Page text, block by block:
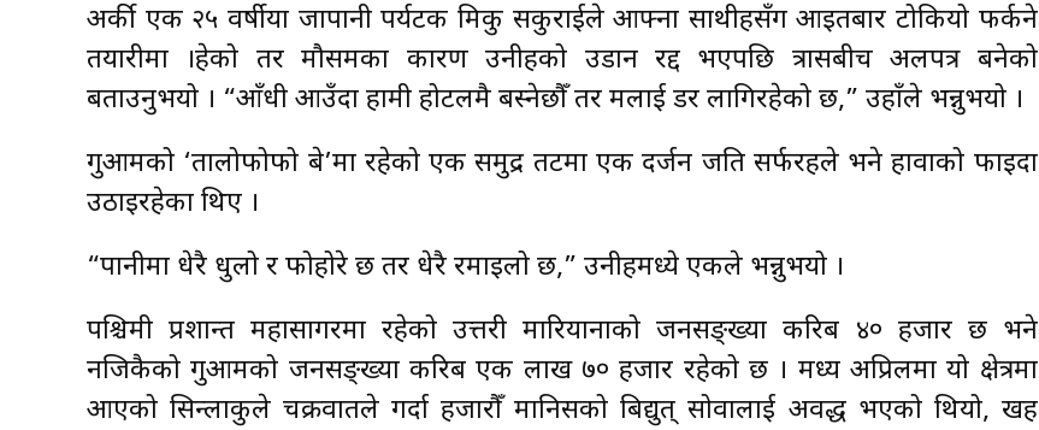
अर्की एक २५ वर्षीया जापानी पर्यटक मिकु सकुराईले आफ्ना साथीहरूसँग आइतबार टोकियो फर्कने
तयारीमा ।हेको तर मौसमका कारण उनीहरूको उडान रद्द भएपछि त्रासबीच अलपत्र बनेको
बताउनुभयो । “आँधी आउँदा हामी होटलमै बस्नेछौँ तर मलाई डर लागिरहेको छ,” उहाँले भन्नुभयो ।
गुआमको ‘तालोफोफो बे’मा रहेको एक समुद्र तटमा एक दर्जन जति सर्फरहरूले भने हावाको फाइदा
उठाइरहेका थिए ।
“पानीमा धेरै धुलो र फोहोरे छ तर धेरै रमाइलो छ,” उनीहरूमध्ये एकले भन्नुभयो ।
पश्चिमी प्रशान्त महासागरमा रहेको उत्तरी मारियानाको जनसङ्ख्या करिब ४० हजार छ भने
नजिकैको गुआमको जनसङ्ख्या करिब एक लाख ७० हजार रहेको छ । मध्य अप्रिलमा यो क्षेत्रमा
आएको सिन्लाकुले चक्रवातले गर्दा हजारौँ मानिसको बिद्युत् सोवालाई अवरूद्ध भएको थियो, रूखहरू